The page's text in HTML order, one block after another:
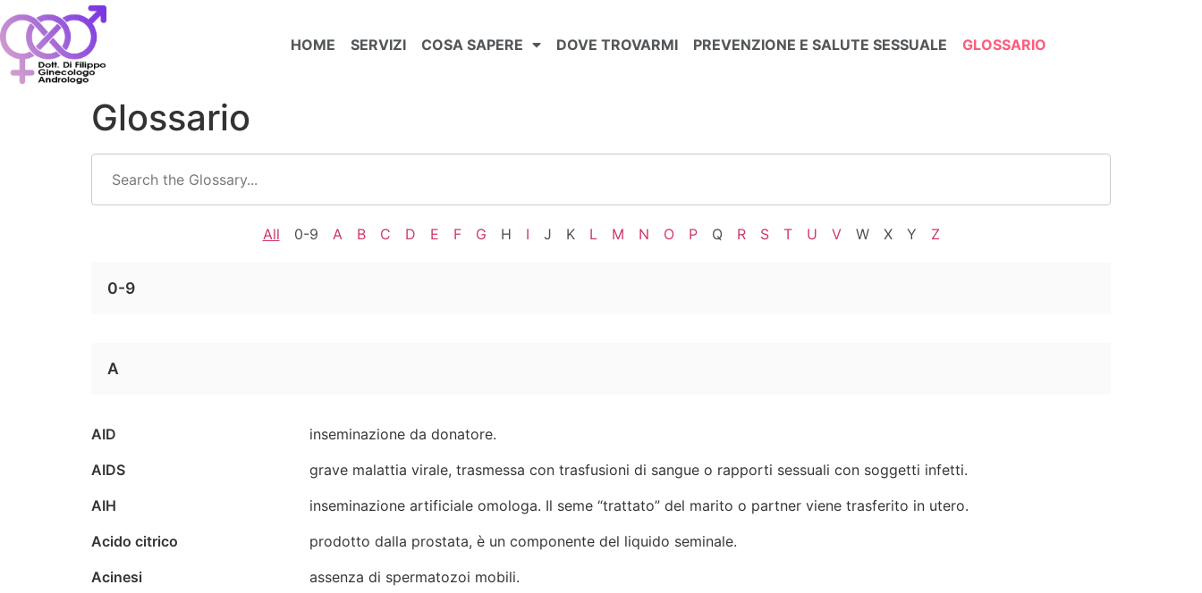
HOME SERVIZI COSA SAPERE DOVE TROVARMI PREVENZIONE E SALUTE SESSUALE GLOSSARIO
Glossario
All 0-9 A B C D E F G H I J K L M N O P Q R S T U V W X Y Z
0-9
A
AID
inseminazione da donatore.
AIDS
grave malattia virale, trasmessa con trasfusioni di sangue o rapporti sessuali con soggetti infetti.
AIH
inseminazione artificiale omologa. Il seme “trattato” del marito o partner viene trasferito in utero.
Acido citrico
prodotto dalla prostata, è un componente del liquido seminale.
Acinesi
assenza di spermatozoi mobili.